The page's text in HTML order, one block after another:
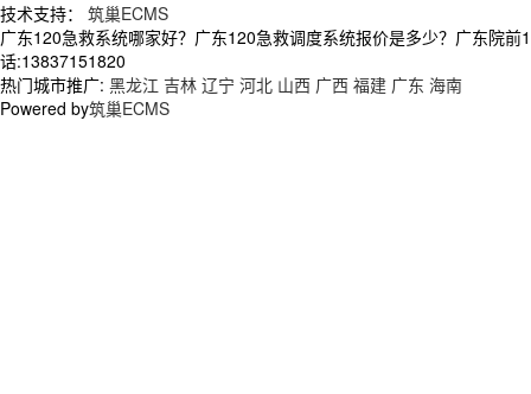
技术支持： 筑巢ECMS
广东120急救系统哪家好？广东120急救调度系统报价是多少？广东院
话:13837151820
热门城市推广: 黑龙江 吉林 辽宁 河北 山西 广西 福建 广东 海南
Powered by筑巢ECMS